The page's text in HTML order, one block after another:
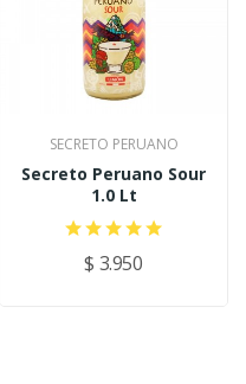
SECRETO PERUANO
Secreto Peruano Sour
1.0 Lt
$ 3.950